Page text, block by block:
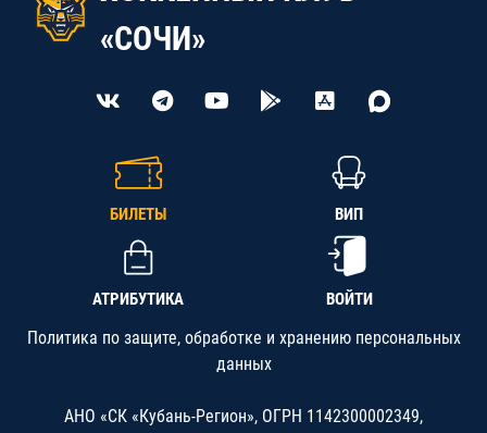
«СОЧИ»
БИЛЕТЫ ВИП
АТРИБУТИКА ВОЙТИ
Политика по защите, обработке и хранению персональных
данных
АНО «СК «Кубань-Регион», ОГРН 1142300002349,